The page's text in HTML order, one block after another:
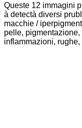
Queste 12 immagini
à detectà diversi
macchie /
pelle,
inflammazioni, rughe,